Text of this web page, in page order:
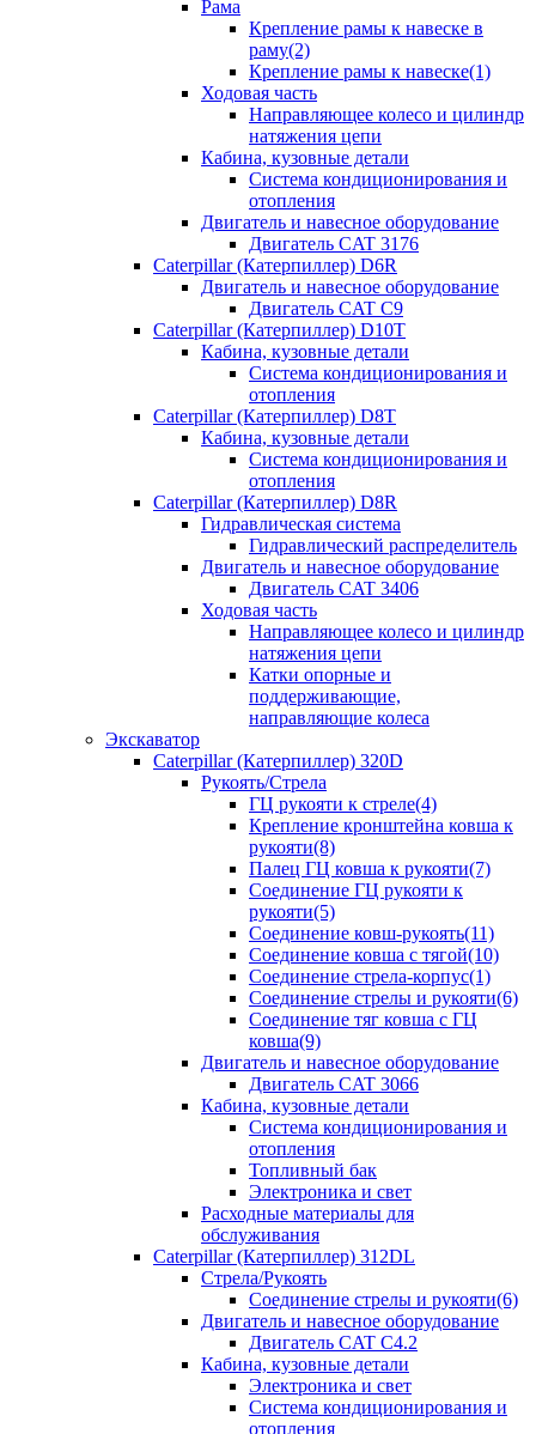
Рама
Крепление рамы к навеске в
раму(2)
Крепление рамы к навеске(1)
Ходовая часть
Направляющее колесо и цилиндр
натяжения цепи
Кабина, кузовные детали
Система кондиционирования и
отопления
Двигатель и навесное оборудование
Двигатель CAT 3176
Caterpillar (Катерпиллер) D6R
Двигатель и навесное оборудование
Двигатель CAT C9
Caterpillar (Катерпиллер) D10T
Кабина, кузовные детали
Система кондиционирования и
отопления
Caterpillar (Катерпиллер) D8T
Кабина, кузовные детали
Система кондиционирования и
отопления
Caterpillar (Катерпиллер) D8R
Гидравлическая система
Гидравлический распределитель
Двигатель и навесное оборудование
Двигатель CAT 3406
Ходовая часть
Направляющее колесо и цилиндр
натяжения цепи
Катки опорные и
поддерживающие,
направляющие колеса
Экскаватор
Caterpillar (Катерпиллер) 320D
Рукоять/Стрела
ГЦ рукояти к стреле(4)
Крепление кронштейна ковша к
рукояти(8)
Палец ГЦ ковша к рукояти(7)
Соединение ГЦ рукояти к
рукояти(5)
Соединение ковш-рукоять(11)
Соединение ковша с тягой(10)
Соединение стрела-корпус(1)
Соединение стрелы и рукояти(6)
Соединение тяг ковша с ГЦ
ковша(9)
Двигатель и навесное оборудование
Двигатель CAT 3066
Кабина, кузовные детали
Система кондиционирования и
отопления
Топливный бак
Электроника и свет
Расходные материалы для
обслуживания
Caterpillar (Катерпиллер) 312DL
Стрела/Рукоять
Соединение стрелы и рукояти(6)
Двигатель и навесное оборудование
Двигатель CAT С4.2
Кабина, кузовные детали
Электроника и свет
Система кондиционирования и
отопления